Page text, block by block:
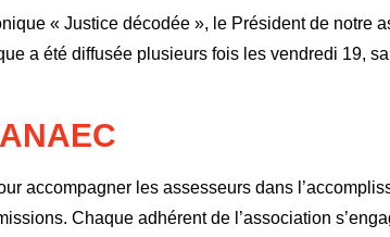
« Justice décodée », le Président de notre
a été diffusée plusieurs fois les vendredi 19,
accompagner les assesseurs dans
Chaque adhérent de l’association